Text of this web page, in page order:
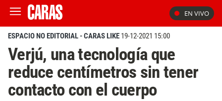
EN VIVO
ESPACIO NO EDITORIAL - CARAS LIKE 19-12-2021 15:00
Verjú, una tecnología que
reduce centímetros sin tener
contacto con el cuerpo